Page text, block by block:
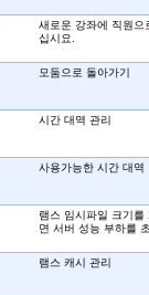
새로운 강좌에 직원으
십시요.
모둠으로 돌아가기
시간 대역 관리
사용가능한 시간 대역
램스 임시파일 크기
면 서버 성능 부하를
램스 캐시 관리